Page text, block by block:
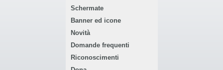
Schermate
Banner ed icone
Novità
Domande frequenti
Riconoscimenti